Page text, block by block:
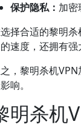
保护隐私： 加密
择合适的黎明
速度，还拥有强
，黎明杀机
响。
明杀机